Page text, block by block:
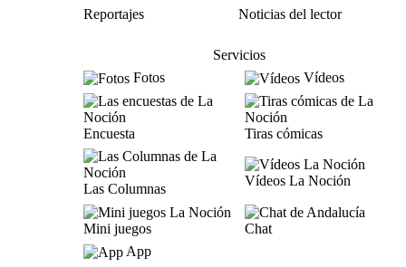
Reportajes
Noticias del lector
Servicios
Fotos
Vídeos
Encuesta Tiras cómicas
Las Columnas
Vídeos La Noción
Mini juegos
Chat
App